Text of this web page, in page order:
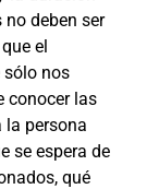
deben ser
el
sólo nos
conocer las
la persona
se espera de
qué